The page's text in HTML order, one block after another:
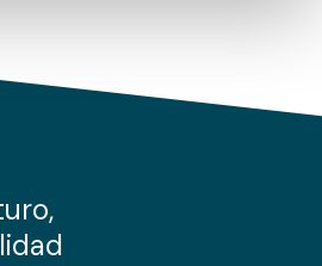
que haga del sitio web con
sociales, publicidad y análisis